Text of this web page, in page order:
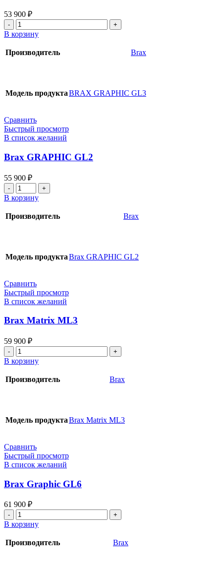
53 900 ₽
Количество
товара
BRAX
GRAPHIC
В корзину
Производитель Brax
Модель продуктаBRAX GRAPHIC GL3
Сравнить
Быстрый просмотр
В список желаний
Brax GRAPHIC GL2
55 900 ₽
Количество
товара
Brax
GRAPHIC
В корзину
Производитель Brax
Модель продуктаBrax GRAPHIC GL2
Сравнить
Быстрый просмотр
В список желаний
Brax Matrix ML3
59 900 ₽
Количество
товара
Brax
Matrix
В корзину
Производитель Brax
Модель продуктаBrax Matrix ML3
Сравнить
Быстрый просмотр
В список желаний
Brax Graphic GL6
61 900 ₽
Количество
товара
Brax
Graphic
В корзину
Производитель Brax